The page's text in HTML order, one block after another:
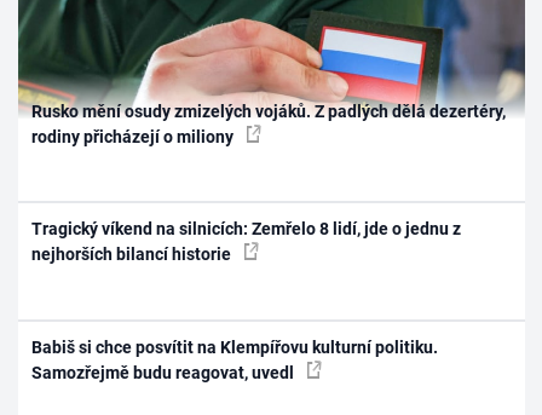
Rusko mění osudy zmizelých vojáků. Z padlých dělá dezertéry,
rodiny přicházejí o miliony
Tragický víkend na silnicích: Zemřelo 8 lidí, jde o jednu z
nejhorších bilancí historie
Babiš si chce posvítit na Klempířovu kulturní politiku.
Samozřejmě budu reagovat, uvedl